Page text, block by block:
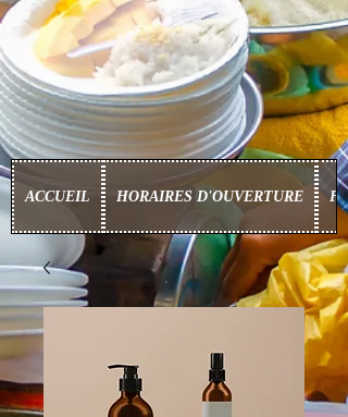
ACCUEIL HORAIRES D'OUVERTURE